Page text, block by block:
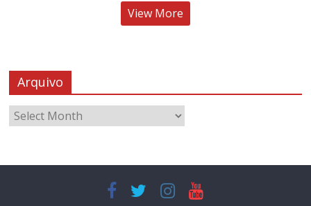
View More
Arquivo